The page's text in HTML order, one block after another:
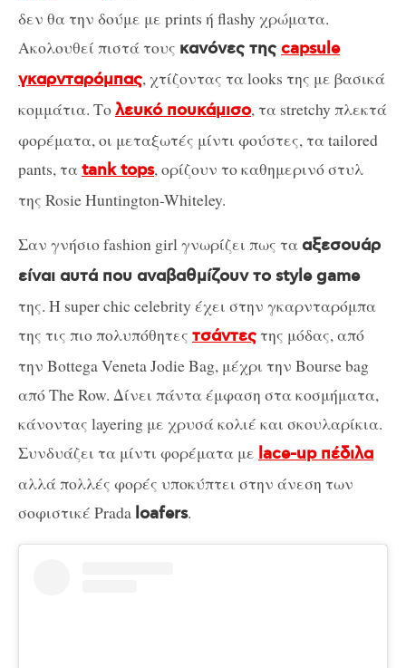
δεν θα την δούμε με prints ή flashy χρώματα.
Ακολουθεί πιστά τους κανόνες της capsule
γκαρνταρόμπας, χτίζοντας τα looks της με βασικά
κομμάτια. Τολευκό πουκάμισο, τα stretchy πλεκτά
φορέματα, οι μεταξωτές μίντι φούστες, τα tailored
pants, ταtank tops, ορίζουν το καθημερινό στυλ
της Rosie Huntington-Whiteley.
Σαν γνήσιο fashion girl γνωρίζει πως τααξεσουάρ
είναι αυτά που αναβαθμίζουν το style game
της. Η super chic celebrity έχει στην γκαρνταρόμπα
της τις πιο πολυπόθητες τσάντεςτης μόδας, από
την Bottega Veneta Jodie Bag, μέχρι την Bourse bag
από The Row. Δίνει πάντα έμφαση στα κοσμήματα,
κάνοντας layering με χρυσά κολιέ και σκουλαρίκια.
Συνδυάζει τα μίντι φορέματα με lace-up πέδιλα
αλλά πολλές φορές υποκύπτει στην άνεση των
σοφιστικέ Prada loafers.